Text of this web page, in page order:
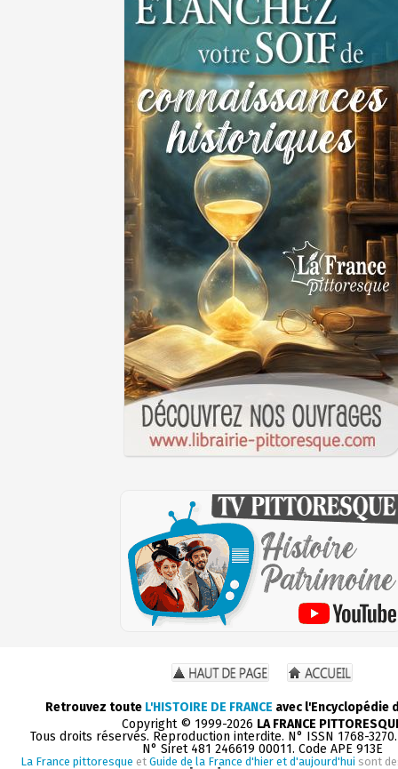
Retrouvez toute L'HISTOIRE DE FRANCE avec l'Encyclopédie
Copyright © 1999-2026 LA FRANCE
Tous droits réservés. Reproduction interdite. N° ISSN 1768-
N° Siret 481 246619 00011. Code APE 913E
La France pittoresque et Guide de la France d'hier et d'aujourd'hui sont